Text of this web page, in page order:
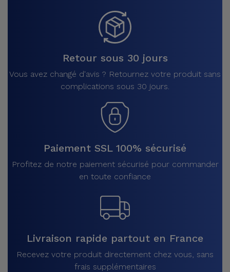
Kids
Retour sous 30 jours
Vous avez changé d'avis ? Retournez votre produit sans
complications sous 30 jours.
Paiement SSL 100% sécurisé
Profitez de notre paiement sécurisé pour commander
en toute confiance
Livraison rapide partout en France
Recevez votre produit directement chez vous, sans
frais supplémentaires